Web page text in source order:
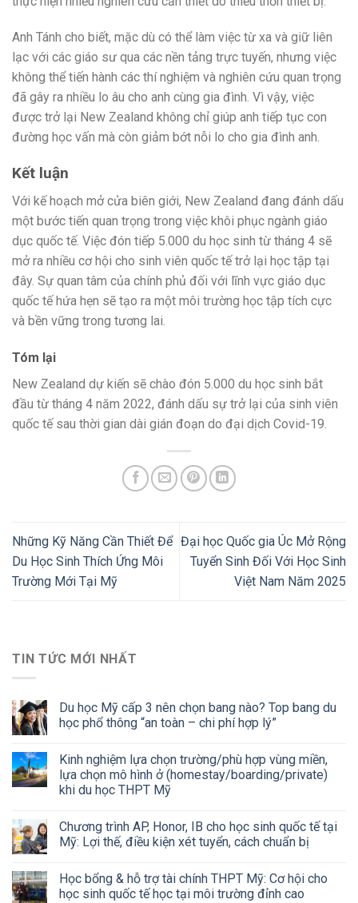
Anh Tánh cho biết, mặc dù có thể làm việc từ xa và giữ liên
lạc với các giáo sư qua các nền tảng trực tuyến, nhưng việc
không thể tiến hành các thí nghiệm và nghiên cứu quan trọng
đã gây ra nhiều lo âu cho anh cùng gia đình. Vì vậy, việc
được trở lại New Zealand không chỉ giúp anh tiếp tục con
đường học vấn mà còn giảm bớt nỗi lo cho gia đình anh.
Kết luận
Với kế hoạch mở cửa biên giới, New Zealand đang đánh dấu
một bước tiến quan trọng trong việc khôi phục ngành giáo
dục quốc tế. Việc đón tiếp 5.000 du học sinh từ tháng 4 sẽ
mở ra nhiều cơ hội cho sinh viên quốc tế trở lại học tập tại
đây. Sự quan tâm của chính phủ đối với lĩnh vực giáo dục
quốc tế hứa hẹn sẽ tạo ra một môi trường học tập tích cực
và bền vững trong tương lai.
Tóm lại
New Zealand dự kiến sẽ chào đón 5.000 du học sinh bắt
đầu từ tháng 4 năm 2022, đánh dấu sự trở lại của sinh viên
quốc tế sau thời gian dài gián đoạn do đại dịch Covid-19.
Những Kỹ Năng Cần Thiết Để
Du Học Sinh Thích Ứng Môi
Trường Mới Tại Mỹ
Đại học Quốc gia Úc Mở Rộng
Tuyển Sinh Đối Với Học Sinh
Việt Nam Năm 2025
TIN TỨC MỚI NHẤT
Du học Mỹ cấp 3 nên chọn bang nào? Top bang du
học phổ thông “an toàn – chi phí hợp lý”
Kinh nghiệm lựa chọn trường/phù hợp vùng miền,
lựa chọn mô hình ở (homestay/boarding/private)
khi du học THPT Mỹ
Chương trình AP, Honor, IB cho học sinh quốc tế tại
Mỹ: Lợi thế, điều kiện xét tuyển, cách chuẩn bị
Học bổng & hỗ trợ tài chính THPT Mỹ: Cơ hội cho
học sinh quốc tế học tại môi trường đỉnh cao